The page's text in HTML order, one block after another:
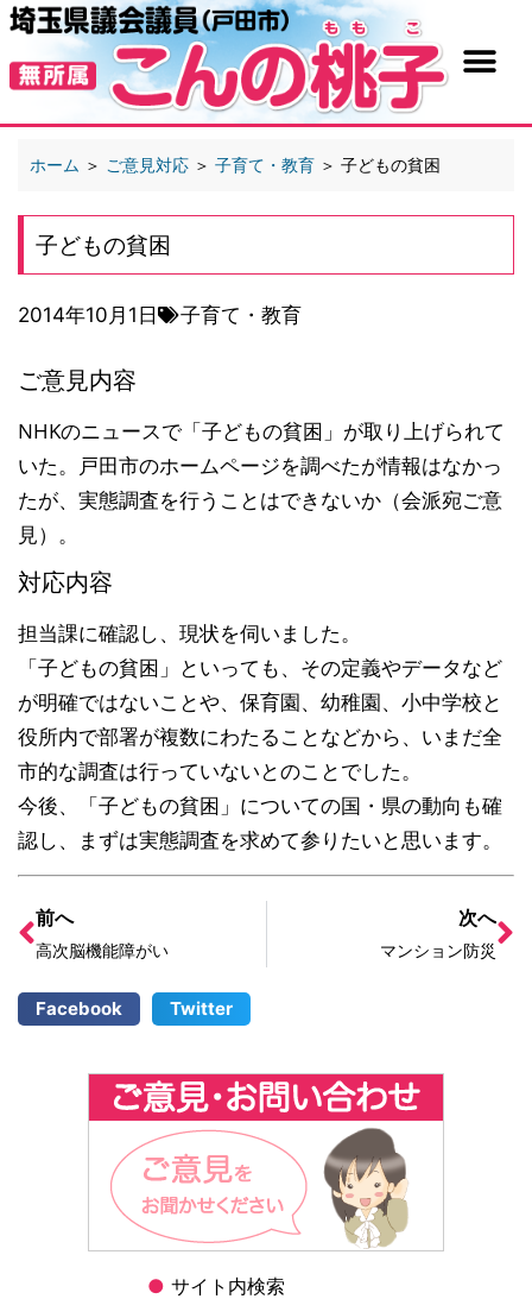
● サイト内検索
ホーム ＞ ご意見対応 ＞ 子育て・教育 ＞ 子どもの貧困
子どもの貧困
2014年10月1日 子育て・教育
ご意見内容
NHKのニュースで「子どもの貧困」が取り上げられて
いた。戸田市のホームページを調べたが情報はなかっ
たが、実態調査を行うことはできないか（会派宛ご意
見）。
対応内容
担当課に確認し、現状を伺いました。
「子どもの貧困」といっても、その定義やデータなど
が明確ではないことや、保育園、幼稚園、小中学校と
役所内で部署が複数にわたることなどから、いまだ全
市的な調査は行っていないとのことでした。
今後、「子どもの貧困」についての国・県の動向も確
認し、まずは実態調査を求めて参りたいと思います。
前へ
高次脳機能障がい
次へ
マンション防災
Facebook Twitter